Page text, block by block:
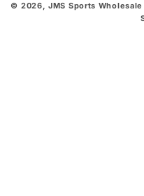
© 2026,JMS Sports Wholesale